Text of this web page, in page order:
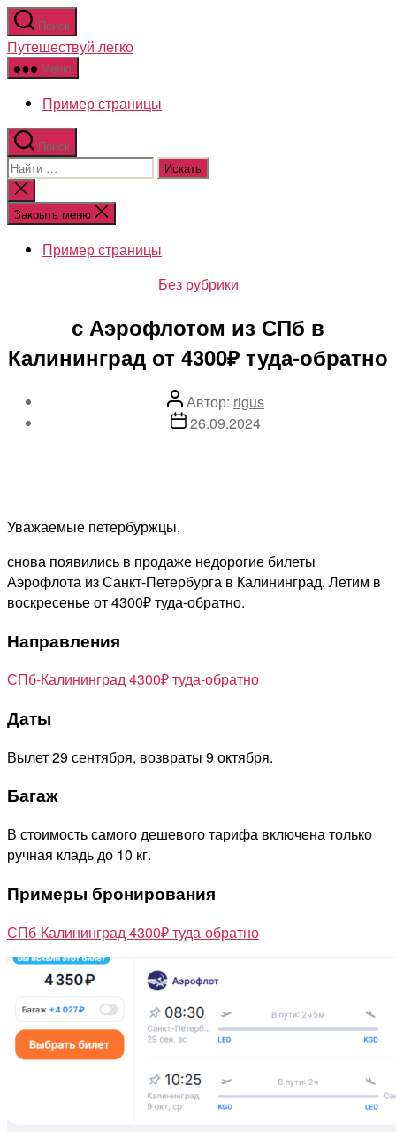
Перейти
к
содержимому
Поиск
Путешествуй легко
Меню
Пример страницы
Поиск
Поиск:
Закрыть
поиск
Закрыть меню
Пример страницы
Рубрики
Без рубрики
с Аэрофлотом из СПб в
Калининград от 4300₽ туда-обратно
Автор
записи
Автор: rigus
Дата26.09.2024
Уважаемые петербуржцы,
снова появились в продаже недорогие билеты
Аэрофлота из Санкт-Петербурга в Калининград. Летим в
воскресенье от 4300₽ туда-обратно.
Направления
СПб-Калининград 4300₽ туда-обратно
Даты
Вылет 29 сентября, возвраты 9 октября.
Багаж
В стоимость самого дешевого тарифа включена только
ручная кладь до 10 кг.
Примеры бронирования
СПб-Калининград 4300₽ туда-обратно